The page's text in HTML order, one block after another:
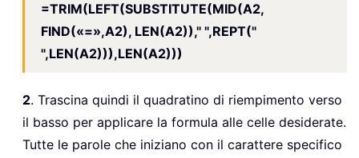
=TRIM(LEFT(SUBSTITUTE(MID(A2,
FIND(«=»,A2), LEN(A2))," ",REPT("
",LEN(A2))),LEN(A2)))
2. Trascina quindi il quadratino di riempimento verso
il basso per applicare la formula alle celle desiderate.
Tutte le parole che iniziano con il carattere specifico